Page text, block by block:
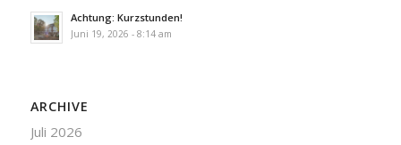
Achtung: Kurzstunden!
Juni 19, 2026 - 8:14 am
ARCHIVE
Juli 2026